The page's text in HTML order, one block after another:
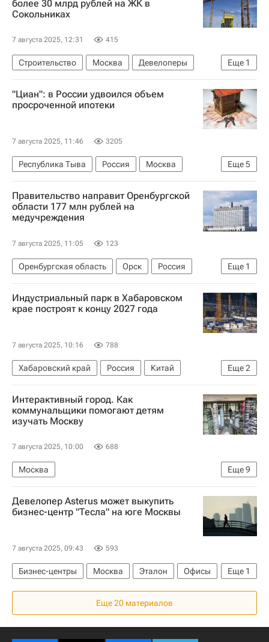
более 30 млрд рублей на ЖК в
Сокольниках
7 августа 2025, 12:31 415
Еще 1
Строительство Москва
Девелоперы
Жилье
"Циан": в России удвоился объем
просроченной ипотеки
7 августа 2025, 11:46 3205
Еще5
Республика Тыва Россия
Москва
ЦИАН
Ипотека Жилье
Кредиты
Центральный Банк РФ (ЦБ РФ)
Правительство направит Оренбургской
области 177 млн рублей на
медучреждения
7 августа 2025, 11:05 123
Еще 1
Оренбургская область Орск
Россия
Медучреждения
Индустриальный парк в Хабаровском
крае построят к концу 2027 года
7 августа 2025, 10:16 788
Еще2
Хабаровский край Россия
Китай
Строительство
Коммерческая недвижимость
Интерактивный город. Как
коммунальщики помогают детям
изучать Москву
7 августа 2025, 10:00 688
Еще9
Москва
Москва Сегодня: мегаполис для жизни
Городское хозяйство Москвы
Мультимедиа – РИА Недвижимость
Город: детали – РИА Недвижимость
Мосэнергосбыт
Мосгаз ГБУ "Доринвест"
Девелопер Asterus может выкупить
бизнес-центр "Тесла" на юге Москвы
7 августа 2025, 09:43 593
Еще 1
Бизнес-центры Москва Эталон
Офисы
Девелоперы
Еще 20 материалов